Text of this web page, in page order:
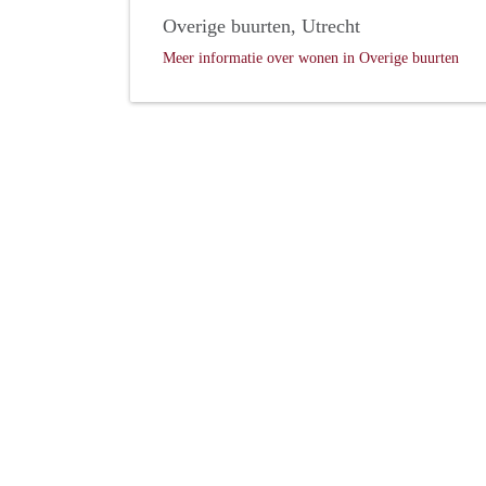
Overige buurten, Utrecht
Meer informatie over wonen in Overige buurten